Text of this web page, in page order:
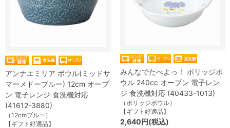
アンナエミリア ボウル(ミッドサ
マーメドーブルー) 12cm オーブ
ン 電子レンジ 食洗機対応
(41612-3880)
（12cmブルー）
【ギフト好適品】
みんなでたべよっ！ ポリッジボ
ウル 240cc オーブン 電子レン
ジ 食洗機対応 (40433-1013)
（ポリッジボウル）
【ギフト好適品】
2,640円(税込)